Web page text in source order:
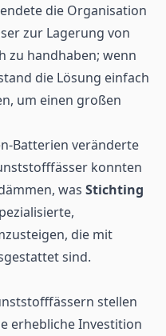
die Organisation
zur Lagerung von
zu handhaben; wenn
die Lösung einfach
um einen großen
Batterien veränderte
konnten
was Stichting
die mit
sind.
stellen
erhebliche Investition